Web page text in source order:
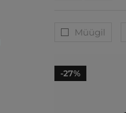
Müügil
-27%